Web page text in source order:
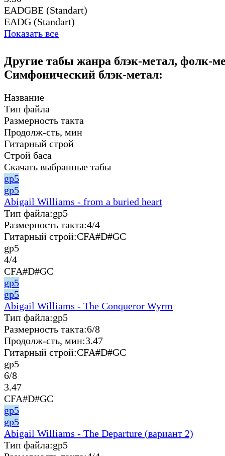
EADGBE (Standart)
EADG (Standart)
Показать все
Другие табы жанра блэк-метал, фолк-
Симфонический блэк-метал:
Название
Тип файла
Размерность такта
Продолж-сть, мин
Гитарный строй
Строй баса
Скачать выбранные табы
gp5
gp5
Abigail Williams - from a buried heart
Тип файла:gp5
Размерность такта:4/4
Гитарный строй:CFA#D#GC
gp5
4/4
CFA#D#GC
gp5
gp5
Abigail Williams - The Conqueror Wyrm
Тип файла:gp5
Размерность такта:6/8
Продолж-сть, мин:3.47
Гитарный строй:CFA#D#GC
gp5
6/8
3.47
CFA#D#GC
gp5
gp5
Abigail Williams - The Departure (вариант 2)
Тип файла:gp5